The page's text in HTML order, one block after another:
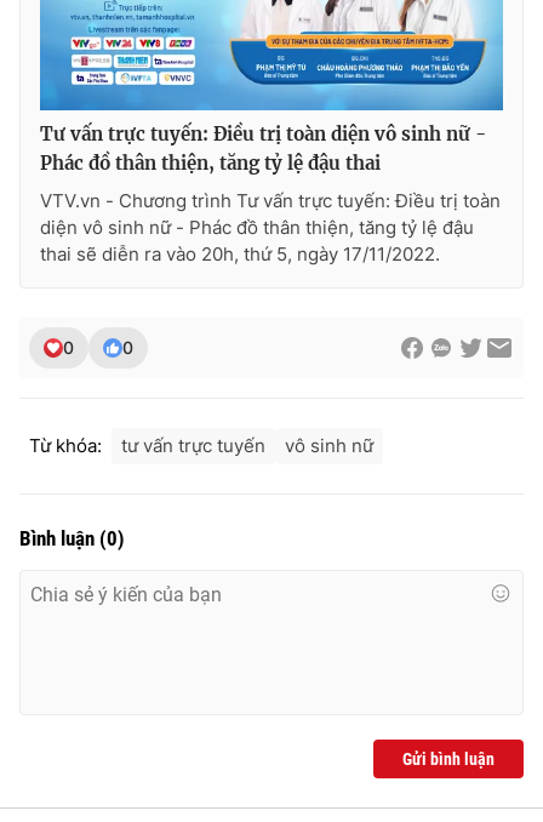
THỜI BÁO VTV
Theo dõi báo trên
Cơ quan báo chí:
Ðiện thoại Thời báo VTV:
Email: toasoan@vtv.vn
Tư vấn trực tuyến: Điều trị toàn diện vô sinh nữ -
Phác đồ thân thiện, tăng tỷ lệ đậu thai
VTV.vn - Chương trình Tư vấn trực tuyến: Điều trị toàn
diện vô sinh nữ - Phác đồ thân thiện, tăng tỷ lệ đậu
thai sẽ diễn ra vào 20h, thứ 5, ngày 17/11/2022.
0 0
Từ khóa: tư vấn trực tuyến vô sinh nữ
Bình luận (0)
Gửi bình luận